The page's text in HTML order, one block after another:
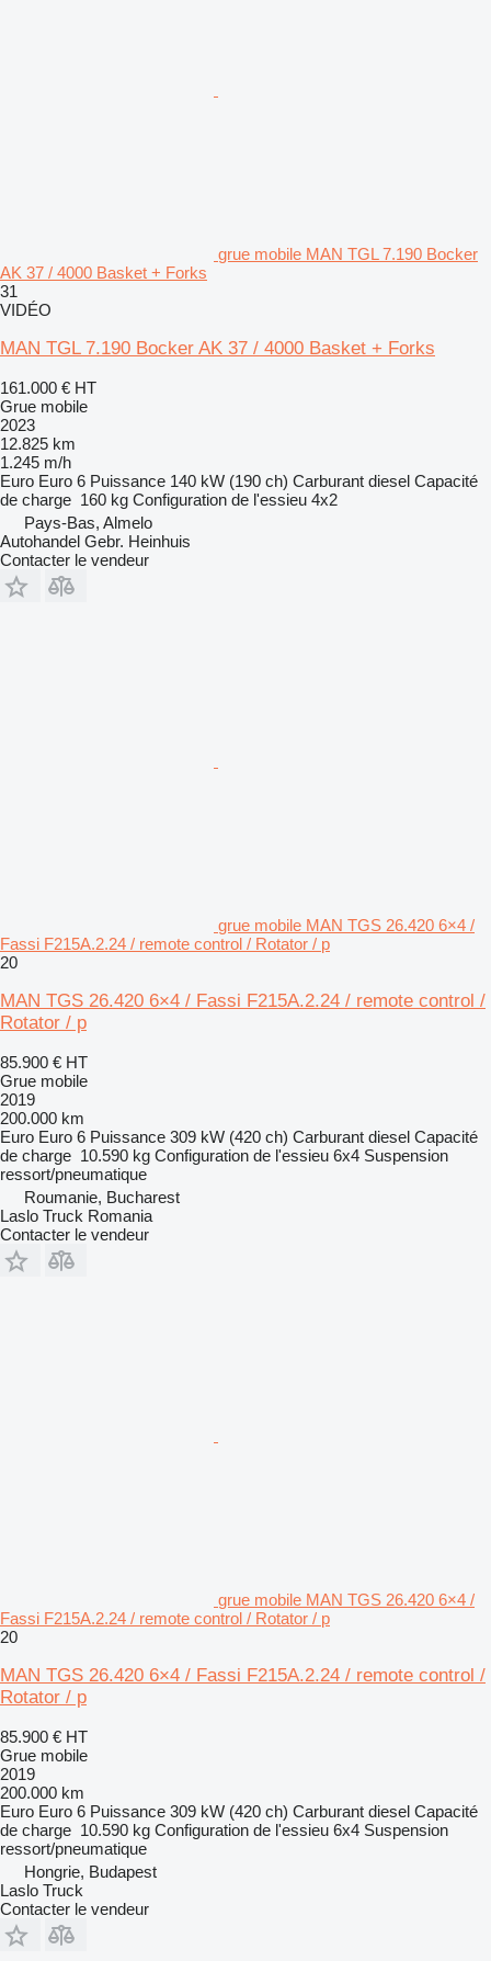
grue mobile MAN TGL 7.190 Bocker
AK 37 / 4000 Basket + Forks
31
VIDÉO
MAN TGL 7.190 Bocker AK 37 / 4000 Basket + Forks
161.000 € HT
Grue mobile
2023
12.825 km
1.245 m/h
Euro Euro 6 Puissance 140 kW (190 ch) Carburant diesel Capacité
de charge 160 kg Configuration de l'essieu 4x2
Pays-Bas, Almelo
Autohandel Gebr. Heinhuis
Contacter le vendeur
grue mobile MAN TGS 26.420 6×4 /
Fassi F215A.2.24 / remote control / Rotator / p
20
MAN TGS 26.420 6×4 / Fassi F215A.2.24 / remote control /
Rotator / p
85.900 € HT
Grue mobile
2019
200.000 km
Euro Euro 6 Puissance 309 kW (420 ch) Carburant diesel Capacité
de charge 10.590 kg Configuration de l'essieu 6x4 Suspension
ressort/pneumatique
Roumanie, Bucharest
Laslo Truck Romania
Contacter le vendeur
grue mobile MAN TGS 26.420 6×4 /
Fassi F215A.2.24 / remote control / Rotator / p
20
MAN TGS 26.420 6×4 / Fassi F215A.2.24 / remote control /
Rotator / p
85.900 € HT
Grue mobile
2019
200.000 km
Euro Euro 6 Puissance 309 kW (420 ch) Carburant diesel Capacité
de charge 10.590 kg Configuration de l'essieu 6x4 Suspension
ressort/pneumatique
Hongrie, Budapest
Laslo Truck
Contacter le vendeur